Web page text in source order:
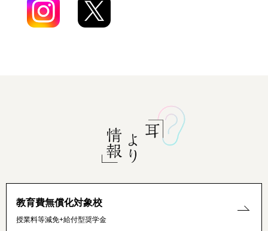
教育費無償化対象校
授業料等減免+給付型奨学金